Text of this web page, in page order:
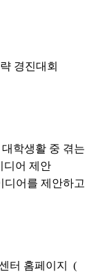
경진대회
학생활 중 겪는
디어 제안
디어를 제안하고
터 홈페이지 (